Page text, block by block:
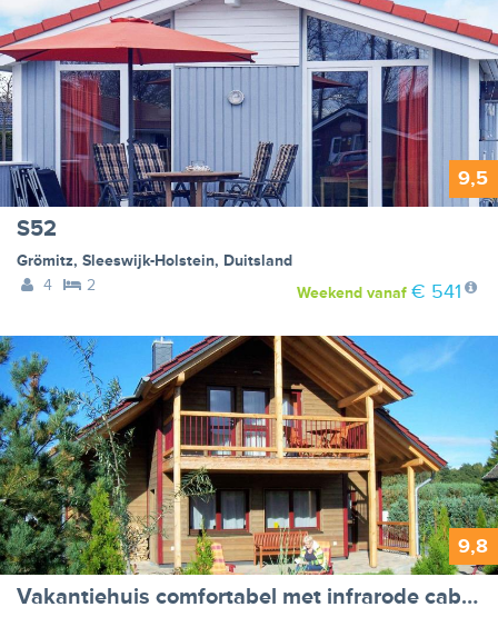
9,5
S52
Grömitz, Sleeswijk-Holstein, Duitsland
4
2 Weekendvanaf € 541
9,8
Vakantiehuis comfortabel met infrarode cabine en tuin - VW-GKY3